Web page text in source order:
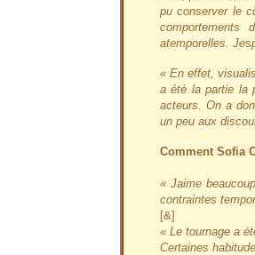
pu conserver le
atemporelles.
« En effet,
a été la partie la
acteurs. On a
un peu aux
Comment Sofia
« Jaime
contraintes
[&]
« Le tournage a
Certaines